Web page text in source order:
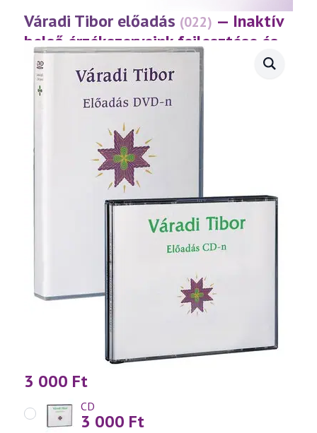
Váradi Tibor előadás (022) — Inaktív
belső érzékszerveink fejlesztése és
működése
(1997.03.26.)
3 000 Ft
CD
3 000 Ft